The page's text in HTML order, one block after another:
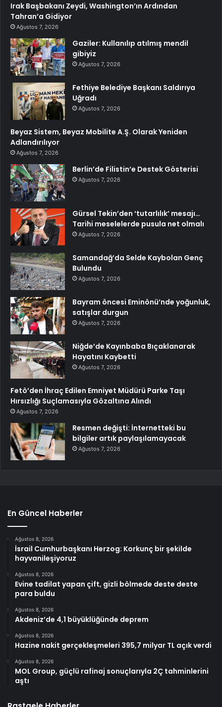
Irak Başbakanı Zeydi, Washington’ın Ardından
Tahran’a Gidiyor
Ağustos 7, 2026
Gaziler: Kullanılıp atılmış mendil
gibiyiz
Ağustos 7, 2026
Fethiye Belediye Başkanı Saldırıya
Uğradı
Ağustos 7, 2026
Beyaz Sistem, Beyaz Mobilite A.Ş. Olarak Yeniden
Adlandırılıyor
Ağustos 7, 2026
Berlin’de Filistin’e Destek Gösterisi
Ağustos 7, 2026
Gürsel Tekin’den ‘tutarlılık’ mesajı…
Tarihi meselelerde pusula net olmalı
Ağustos 7, 2026
Samandağ’da Selde Kaybolan Genç
Bulundu
Ağustos 7, 2026
Bayram öncesi Eminönü’nde yoğunluk,
satışlar durgun
Ağustos 7, 2026
Niğde’de Kayınbaba Bıçaklanarak
Hayatını Kaybetti
Ağustos 7, 2026
Fetö’den İhraç Edilen Emniyet Müdürü Parke Taşı
Hırsızlığı Suçlamasıyla Gözaltına Alındı
Ağustos 7, 2026
Resmen değişti: İnternetteki bu
bilgiler artık paylaşılamayacak
Ağustos 7, 2026
En Güncel Haberler
Ağustos 8, 2026
İsrail Cumhurbaşkanı Herzog: Korkunç bir şekilde
hayvanileşiyoruz
Ağustos 8, 2026
Evine tadilat yapan çift, gizli bölmede deste deste
para buldu
Ağustos 8, 2026
Akdeniz’de 4,1 büyüklüğünde deprem
Ağustos 8, 2026
Hazine nakit gerçekleşmeleri 395,7 milyar TL açık verdi
Ağustos 8, 2026
MOL Group, güçlü rafinaj sonuçlarıyla 2Ç tahminlerini
aştı